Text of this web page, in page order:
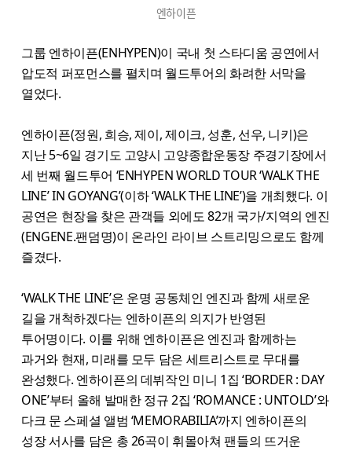
엔하이픈
그룹 엔하이픈(ENHYPEN)이 국내 첫 스타디움 공연에서
압도적 퍼포먼스를 펼치며 월드투어의 화려한 서막을
열었다.
엔하이픈(정원, 희승, 제이, 제이크, 성훈, 선우, 니키)은
지난 5~6일 경기도 고양시 고양종합운동장 주경기장에서
세 번째 월드투어 ‘ENHYPEN WORLD TOUR ‘WALK THE
LINE’ IN GOYANG’(이하 ‘WALK THE LINE’)을 개최했다. 이
공연은 현장을 찾은 관객들 외에도 82개 국가/지역의 엔진
(ENGENE.팬덤명)이 온라인 라이브 스트리밍으로도 함께
즐겼다.
‘WALK THE LINE’은 운명 공동체인 엔진과 함께 새로운
길을 개척하겠다는 엔하이픈의 의지가 반영된
투어명이다. 이를 위해 엔하이픈은 엔진과 함께하는
과거와 현재, 미래를 모두 담은 세트리스트로 무대를
완성했다. 엔하이픈의 데뷔작인 미니 1집 ‘BORDER : DAY
ONE’부터 올해 발매한 정규 2집 ‘ROMANCE : UNTOLD’와
다크 문 스페셜 앨범 ‘MEMORABILIA’까지 엔하이픈의
성장 서사를 담은 총 26곡이 휘몰아쳐 팬들의 뜨거운